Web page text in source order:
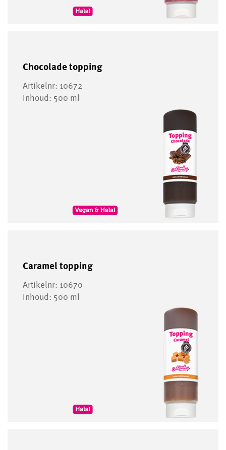
Chocolade topping
Artikelnr: 10672
Inhoud: 500 ml
Caramel topping
Artikelnr: 10670
Inhoud: 500 ml